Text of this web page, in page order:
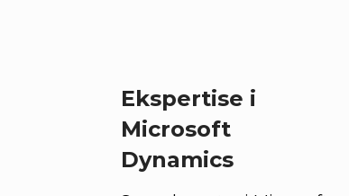
Ekspertise i
Microsoft
Dynamics